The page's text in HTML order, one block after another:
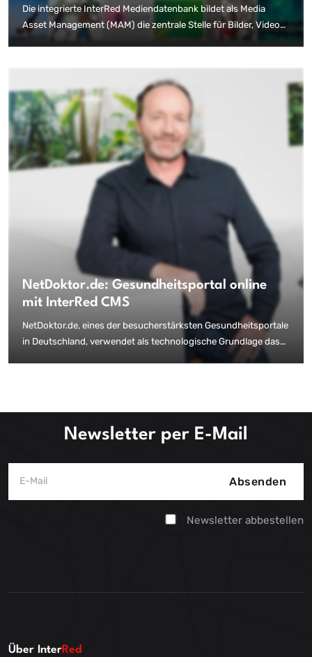
Die integrierte InterRed Mediendatenbank bildet als Media
Asset Management (MAM) die zentrale Stelle für Bilder, Videos,
Audiodateien, Dokumente und andere Assets. Hier erhalten alle
unterschiedlichen Ausgabekanäle zu bearbeiten, zu verwenden
und vielfältige Informationen und Metadaten abzurufen.
NetDoktor.de: Gesundheitsportal online
mit InterRed CMS
NetDoktor.de, eines der besucherstärksten Gesundheitsportale
in Deutschland, verwendet als technologische Grundlage das
Content Management System InterRed. Als Teil der
Newsletter per E-Mail
Absenden
Newsletter abbestellen
Über InterRed